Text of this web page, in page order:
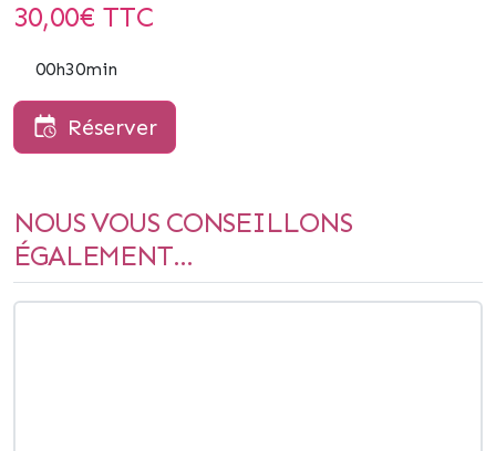
30,00€ TTC
00h30min
Réserver
NOUS VOUS CONSEILLONS
ÉGALEMENT...